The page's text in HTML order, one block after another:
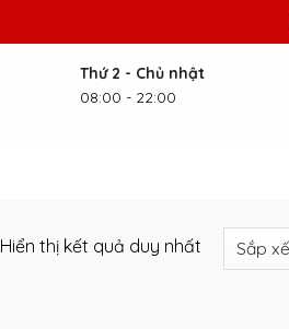
Thứ 2 - Chủ nhật
08:00 - 22:00
Hiển thị kết quả duy nhất